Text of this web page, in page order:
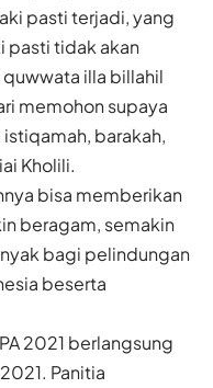
pasti terjadi, yang
pasti tidak akan
illa billahil
memohon supaya
barakah,
Kholili.
bisa memberikan
beragam, semakin
bagi pelindungan
beserta
2021 berlangsung
Panitia